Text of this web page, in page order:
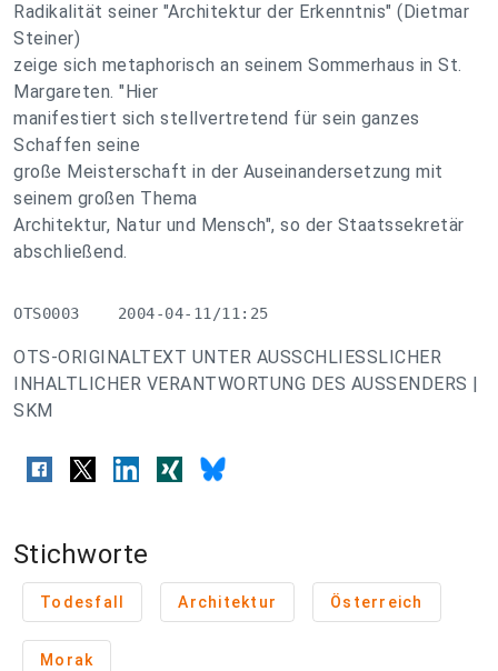
Radikalität seiner "Architektur der Erkenntnis" (Dietmar
Steiner)
zeige sich metaphorisch an seinem Sommerhaus in St.
Margareten. "Hier
manifestiert sich stellvertretend für sein ganzes
Schaffen seine
große Meisterschaft in der Auseinandersetzung mit
seinem großen Thema
Architektur, Natur und Mensch", so der Staatssekretär
abschließend.
OTS0003    2004-04-11/11:25
OTS-ORIGINALTEXT UNTER AUSSCHLIESSLICHER
INHALTLICHER VERANTWORTUNG DES AUSSENDERS |
SKM
Stichworte
Todesfall Architektur Österreich
Morak